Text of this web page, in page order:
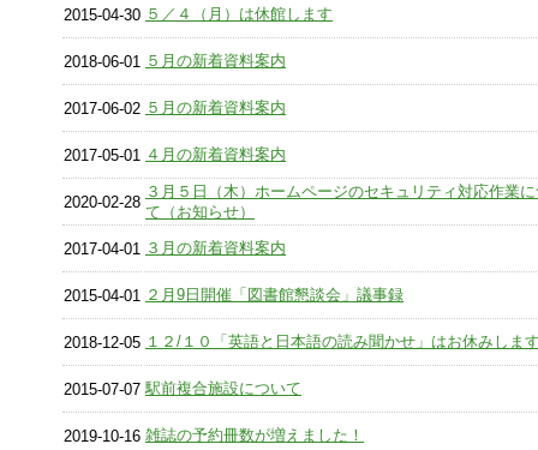
2015-04-30 ５／４（月）は休館します
2018-06-01 ５月の新着資料案内
2017-06-02 ５月の新着資料案内
2017-05-01 ４月の新着資料案内
2020-02-28
３月５日（木）ホームページのセキュリティ対応作業
て（お知らせ）
2017-04-01 ３月の新着資料案内
2015-04-01 ２月9日開催「図書館懇談会」議事録
2018-12-05 １２/１０「英語と日本語の読み聞かせ」はお休みしま
2015-07-07 駅前複合施設について
2019-10-16 雑誌の予約冊数が増えました！